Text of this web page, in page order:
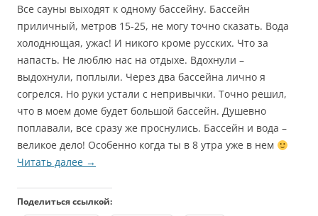
Все сауны выходят к одному бассейну. Бассейн
приличный, метров 15-25, не могу точно сказать. Вода
холоднющая, ужас! И никого кроме русских. Что за
напасть. Не люблю нас на отдыхе. Вдохнули –
выдохнули, поплыли. Через два бассейна лично я
согрелся. Но руки устали с непривычки. Точно решил,
что в моем доме будет большой бассейн. Душевно
поплавали, все сразу же проснулись. Бассейн и вода –
великое дело! Особенно когда ты в 8 утра уже в нем
Читать далее →
Поделиться ссылкой: